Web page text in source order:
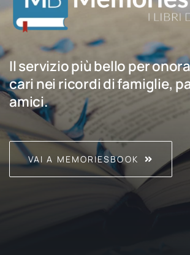
Il servizio più bello per
cari nei ricordi di famiglie,
amici.
VAI A MEMORIESBOOK